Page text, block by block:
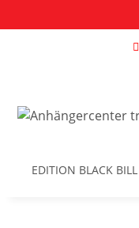
EDITION BLACK BILL